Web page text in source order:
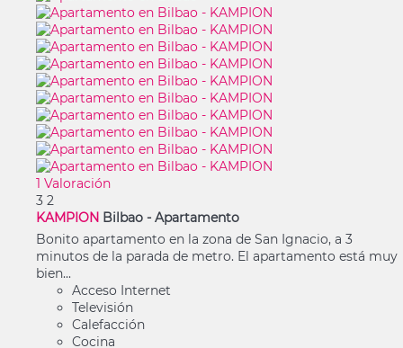
1 Valoración
3 2
KAMPION Bilbao - Apartamento
Bonito apartamento en la zona de San Ignacio, a 3
minutos de la parada de metro. El apartamento está muy
bien...
Acceso Internet
Televisión
Calefacción
Cocina